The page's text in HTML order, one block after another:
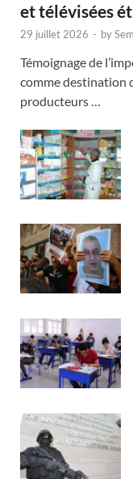
et télévisées
29 juillet 2026 - by
Témoignage de
comme destination
producteurs …